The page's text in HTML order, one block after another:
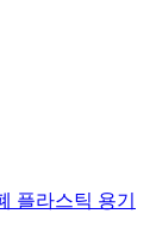
플라스틱 용기